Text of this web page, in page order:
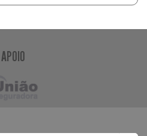
APOIO